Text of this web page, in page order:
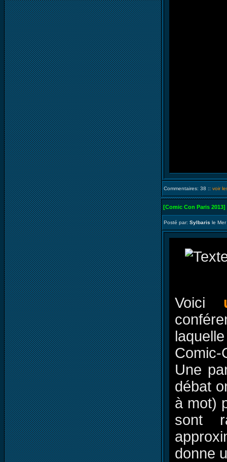
Commentaires: 38 :: voir
[Comic Con Paris 2013]
Posté par: Sylbaris le
Voici
Comic-
Une
débat
à mot)
sont
donne